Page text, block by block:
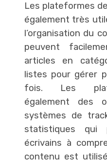
Les plateformes
également très
l’organisation du
peuvent
articles en
listes pour gérer
fois. Les
également des
systèmes de
statistiques qui
écrivains à
contenu est